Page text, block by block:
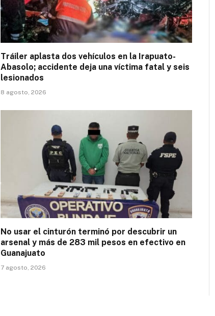
Tráiler aplasta dos vehículos en la Irapuato-
Abasolo; accidente deja una víctima fatal y seis
lesionados
8 agosto, 2026
No usar el cinturón terminó por descubrir un
arsenal y más de 283 mil pesos en efectivo en
Guanajuato
7 agosto, 2026